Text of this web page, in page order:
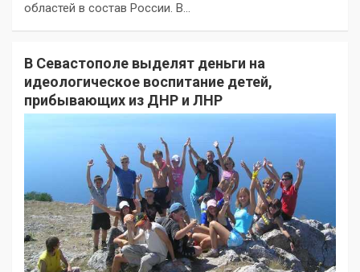
областей в состав России. В…
В Севастополе выделят деньги на
идеологическое воспитание детей,
прибывающих из ДНР и ЛНР